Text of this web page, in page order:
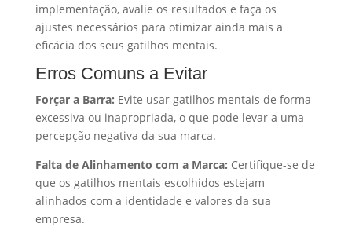
implementação, avalie os resultados e faça os
ajustes necessários para otimizar ainda mais a
eficácia dos seus gatilhos mentais.
Erros Comuns a Evitar
Forçar a Barra: Evite usar gatilhos mentais de forma
excessiva ou inapropriada, o que pode levar a uma
percepção negativa da sua marca.
Falta de Alinhamento com a Marca: Certifique-se de
que os gatilhos mentais escolhidos estejam
alinhados com a identidade e valores da sua
empresa.